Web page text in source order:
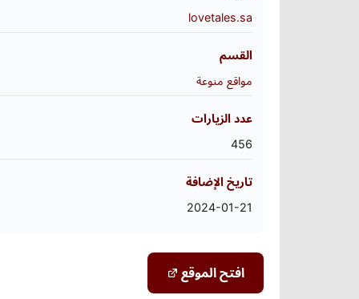
lovetales.sa
القسم
مواقع منوعة
عدد الزيارات
456
تاريخ الإضافة
2024-01-21
افتح الموقع